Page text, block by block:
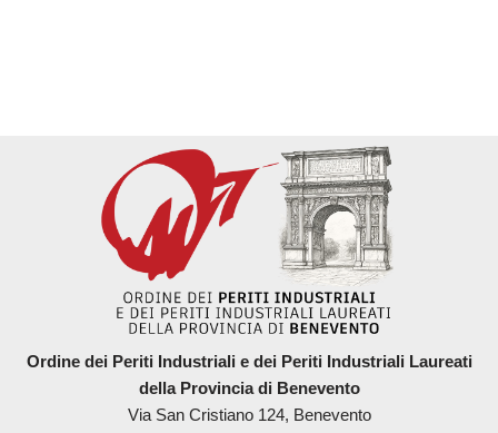
Ordine dei Periti Industriali e dei Periti Industriali Laureati
della Provincia di Benevento
Via San Cristiano 124, Benevento